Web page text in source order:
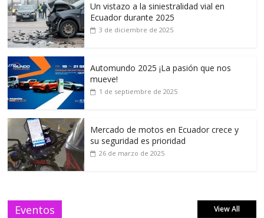
Un vistazo a la siniestralidad vial en
Ecuador durante 2025
3 de diciembre de 2025
Automundo 2025 ¡La pasión que nos
mueve!
1 de septiembre de 2025
Mercado de motos en Ecuador crece y
su seguridad es prioridad
26 de marzo de 2025
Eventos View All